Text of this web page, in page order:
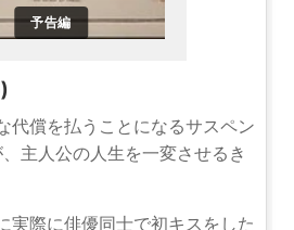
予告編
代償を払うことになるサスペン
主人公の人生を一変させるき
実際に俳優同士で初キスをした